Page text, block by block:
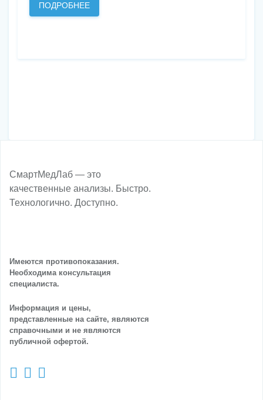
ПОДРОБНЕЕ
СмартМедЛаб — это
качественные анализы. Быстро.
Технологично. Доступно.
Имеются противопоказания.
Необходима консультация
специалиста.
Информация и цены,
представленные на сайте, являются
справочными и не являются
публичной офертой.